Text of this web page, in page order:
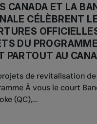
CANADA ET LA
CÉLÈBRENT
DU
PARTOUT AU
de revitalisation
À vous le court
(QC),...